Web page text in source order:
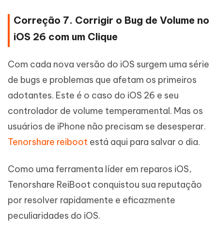
Correção 7. Corrigir o Bug de Volume no
iOS 26 com um Clique
Com cada nova versão do iOS surgem uma série
de bugs e problemas que afetam os primeiros
adotantes. Este é o caso do iOS 26 e seu
controlador de volume temperamental. Mas os
usuários de iPhone não precisam se desesperar.
Tenorshare reiboot está aqui para salvar o dia.
Como uma ferramenta líder em reparos iOS,
Tenorshare ReiBoot conquistou sua reputação
por resolver rapidamente e eficazmente
peculiaridades do iOS.